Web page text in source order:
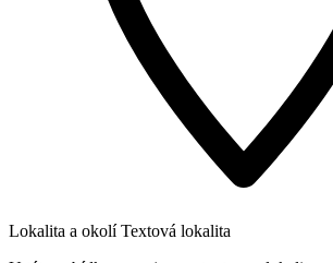
Lokalita a okolí Textová lokalita